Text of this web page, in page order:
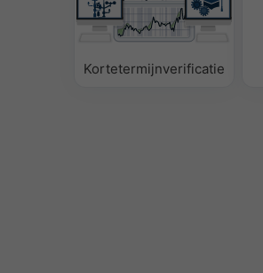
Kortetermijnverificatie